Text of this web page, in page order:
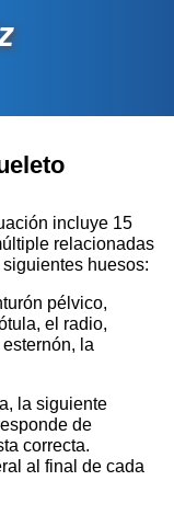
incluye 15
relacionadas
huesos:
pélvico,
el radio,
la
la siguiente
de
correcta.
al final de cada